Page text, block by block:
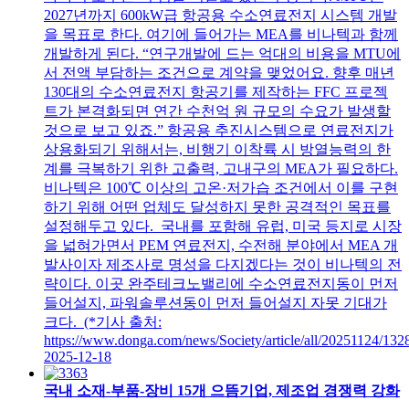
2027년까지 600kW급 항공용 수소연료전지 시스템 개발
을 목표로 한다. 여기에 들어가는 MEA를 비나텍과 함께
개발하게 된다. “연구개발에 드는 억대의 비용을 MTU에
서 전액 부담하는 조건으로 계약을 맺었어요. 향후 매년
130대의 수소연료전지 항공기를 제작하는 FFC 프로젝
트가 본격화되면 연간 수천억 원 규모의 수요가 발생할
것으로 보고 있죠.” 항공용 추진시스템으로 연료전지가
상용화되기 위해서는, 비행기 이착륙 시 방열능력의 한
계를 극복하기 위한 고출력, 고내구의 MEA가 필요하다.
비나텍은 100℃ 이상의 고온·저가습 조건에서 이를 구현
하기 위해 어떤 업체도 달성하지 못한 공격적인 목표를
설정해두고 있다. 국내를 포함해 유럽, 미국 등지로 시장
을 넓혀가면서 PEM 연료전지, 수전해 분야에서 MEA 개
발사이자 제조사로 명성을 다지겠다는 것이 비나텍의 전
략이다. 이곳 완주테크노밸리에 수소연료전지동이 먼저
들어설지, 파워솔루션동이 먼저 들어설지 자못 기대가
크다. (*기사 출처:
https://www.donga.com/news/Society/article/all/20251124/
2025-12-18
국내 소재-부품-장비 15개 으뜸기업, 제조업 경쟁력 강화